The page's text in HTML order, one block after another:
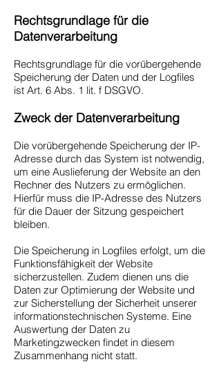
Rechtsgrundlage für die
Datenverarbeitung
Rechtsgrundlage für die vorübergehende
Speicherung der Daten und der Logfiles
ist Art. 6 Abs. 1 lit. f DSGVO.
Zweck der Datenverarbeitung
Die vorübergehende Speicherung der IP-
Adresse durch das System ist notwendig,
um eine Auslieferung der Website an den
Rechner des Nutzers zu ermöglichen.
Hierfür muss die IP-Adresse des Nutzers
für die Dauer der Sitzung gespeichert
bleiben.
Die Speicherung in Logfiles erfolgt, um die
Funktionsfähigkeit der Website
sicherzustellen. Zudem dienen uns die
Daten zur Optimierung der Website und
zur Sicherstellung der Sicherheit unserer
informationstechnischen Systeme. Eine
Auswertung der Daten zu
Marketingzwecken findet in diesem
Zusammenhang nicht statt.